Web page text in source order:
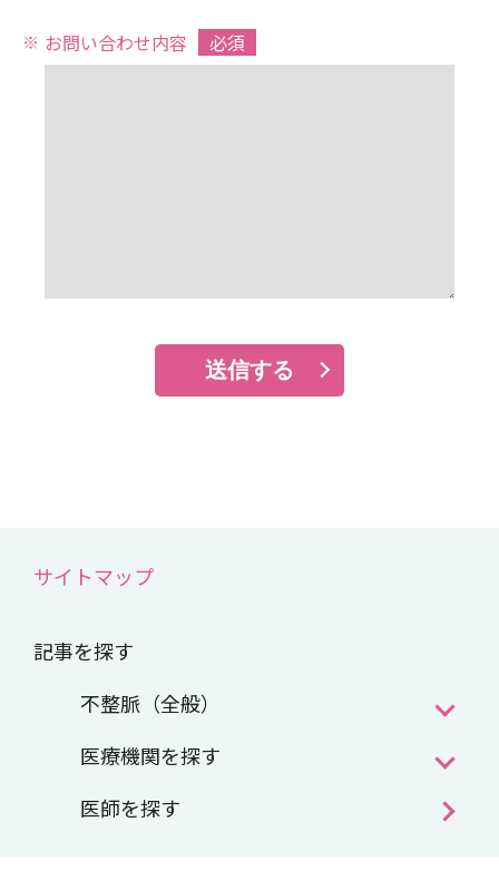
お問い合わせ内容 必須
サイトマップ
記事を探す
不整脈（全般）
医療機関を探す
医師を探す